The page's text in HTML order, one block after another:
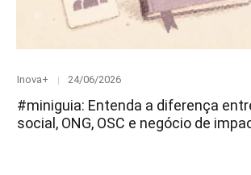
Category
Inova+
Posted
24/06/2026
#miniguia: Entenda a diferença
social, ONG, OSC e negócio de